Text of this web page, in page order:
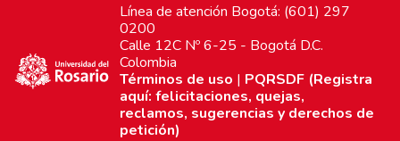
Línea de atención Bogotá: (601) 297
0200
Calle 12C Nº 6-25 - Bogotá D.C.
Colombia
Términos de uso | PQRSDF (Registra
aquí: felicitaciones, quejas,
reclamos, sugerencias y derechos de
petición)